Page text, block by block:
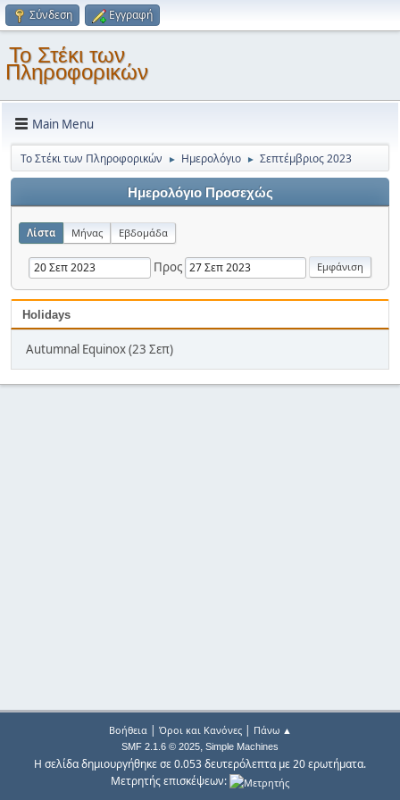
Σύνδεση Εγγραφή
Το Στέκι των
Πληροφορικών
Main Menu
Το Στέκι των Πληροφορικών ► Ημερολόγιο ► Σεπτέμβριος 2023
Ημερολόγιο Προσεχώς
Λίστα Μήνας Εβδομάδα
Προς
Holidays
Autumnal Equinox (23 Σεπ)
Βοήθεια| Όροι και Κανόνες| Πάνω ▲
SMF 2.1.6 © 2025, Simple Machines
Η σελίδα δημιουργήθηκε σε 0.053 δευτερόλεπτα με 20 ερωτήματα.
Μετρητής επισκέψεων: